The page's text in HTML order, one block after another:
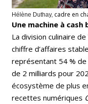
Hélène Duthay, cadre en
Une machine à cash
La division culinaire
chiffre d’affaires
représentant 54 % de
de 2 milliards pour
écosystème de plus
recettes numériques